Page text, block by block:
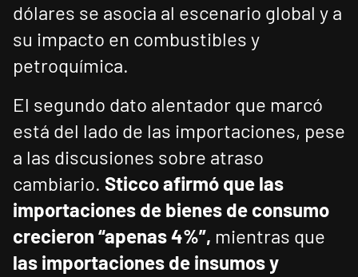
dólares se asocia al escenario global y a
su impacto en combustibles y
petroquímica.
El segundo dato alentador que marcó
está del lado de las importaciones, pese
a las discusiones sobre atraso
cambiario. Sticco afirmó que las
importaciones de bienes de consumo
crecieron “apenas 4%”, mientras que
las importaciones de insumos y